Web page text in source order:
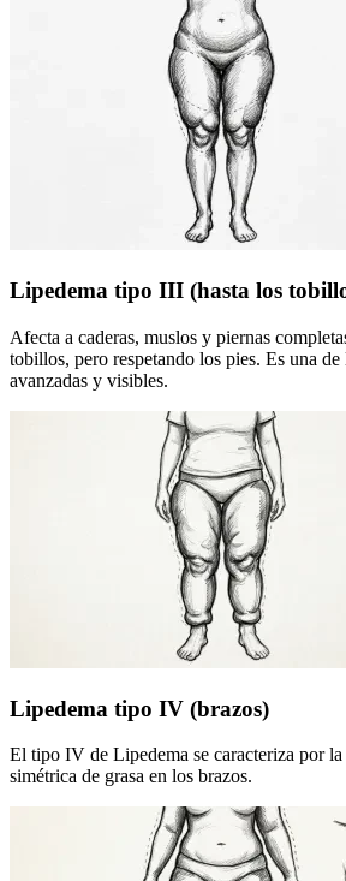
Lipedema tipo III (hasta los
Afecta a caderas, muslos y piernas
tobillos, pero respetando los pies. Es una de
avanzadas y visibles.
Lipedema tipo IV (brazos)
El tipo IV de Lipedema se caracteriza por
simétrica de grasa en los brazos.